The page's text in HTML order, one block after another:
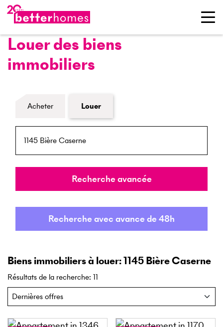
Louer des biens
immobiliers
Formulaire de recherche de biens
Acheter Louer
Rayon
Recherche avancée
Recherche avec avance de 48h
Biens immobiliers à louer: 1145 Bière Caserne
Résultats de la recherche: 11